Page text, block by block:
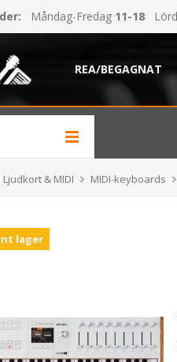
: Måndag-Fredag 11-18
REA/BEGAGNAT
Ljudkort & MIDI MIDI-keyboards
lager